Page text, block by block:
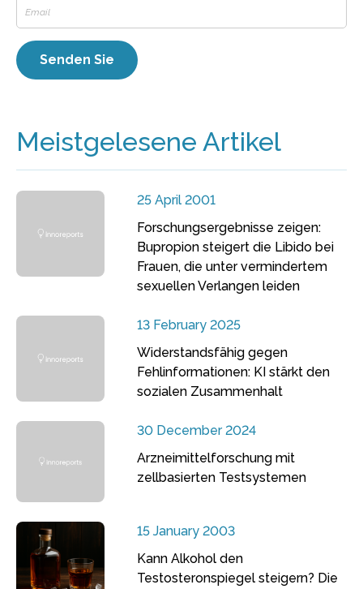
Meistgelesene Artikel
25 April 2001
Forschungsergebnisse zeigen:
Bupropion steigert die Libido bei
Frauen, die unter vermindertem
sexuellen Verlangen leiden
13 February 2025
Widerstandsfähig gegen
Fehlinformationen: KI stärkt den
sozialen Zusammenhalt
30 December 2024
Arzneimittelforschung mit
zellbasierten Testsystemen
15 January 2003
Kann Alkohol den
Testosteronspiegel steigern? Die